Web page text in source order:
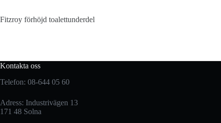
Fitzroy förhöjd toalettunderdel
Kontakta oss
Telefon: 08-644 05 60
Adress: Industrivägen 13
171 48 Solna